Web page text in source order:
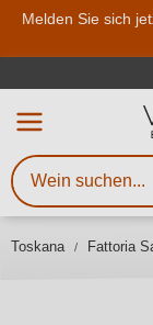
Melden Sie sich
Toskana Fattoria
Sie